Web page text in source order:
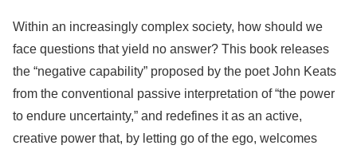
Within an increasingly complex society, how should we
face questions that yield no answer? This book releases
the “negative capability” proposed by the poet John Keats
from the conventional passive interpretation of “the power
to endure uncertainty,” and redefines it as an active,
creative power that, by letting go of the ego, welcomes